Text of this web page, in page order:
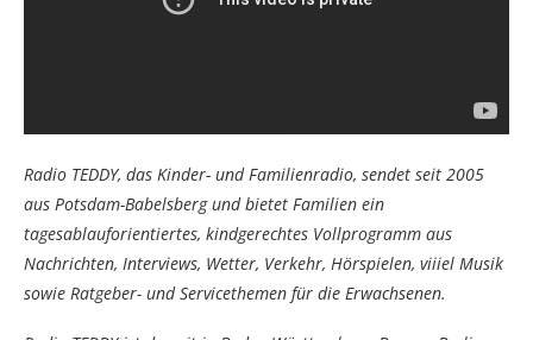
Radio TEDDY, das Kinder- und Familienradio, sendet seit 2005
aus Potsdam-Babelsberg und bietet Familien ein
tagesablauforientiertes, kindgerechtes Vollprogramm aus
Nachrichten, Interviews, Wetter, Verkehr, Hörspielen, viiiel Musik
sowie Ratgeber- und Servicethemen für die Erwachsenen.